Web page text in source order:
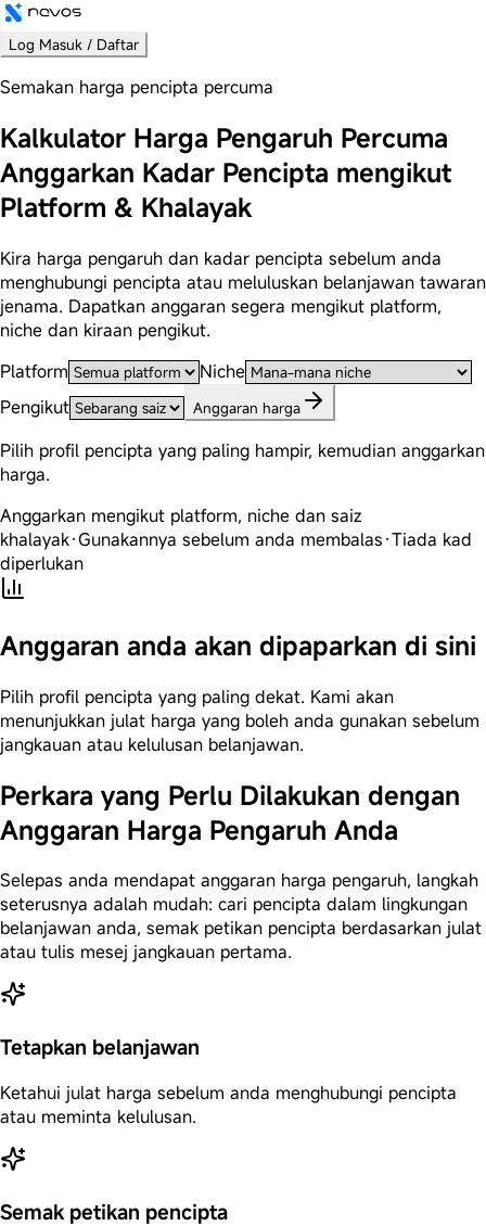
Log Masuk / Daftar
Semakan harga pencipta percuma
Kalkulator Harga Pengaruh Percuma
Anggarkan Kadar Pencipta mengikut
Platform & Khalayak
Kira harga pengaruh dan kadar pencipta sebelum anda
menghubungi pencipta atau meluluskan belanjawan tawaran
jenama. Dapatkan anggaran segera mengikut platform,
niche dan kiraan pengikut.
Platform
Niche
Pengikut
Anggaran harga
Pilih profil pencipta yang paling hampir, kemudian anggarkan
harga.
Anggarkan mengikut platform, niche dan saiz
khalayak·Gunakannya sebelum anda membalas·Tiada kad
diperlukan
Anggaran anda akan dipaparkan di sini
Pilih profil pencipta yang paling dekat. Kami akan
menunjukkan julat harga yang boleh anda gunakan sebelum
jangkauan atau kelulusan belanjawan.
Perkara yang Perlu Dilakukan dengan
Anggaran Harga Pengaruh Anda
Selepas anda mendapat anggaran harga pengaruh, langkah
seterusnya adalah mudah: cari pencipta dalam lingkungan
belanjawan anda, semak petikan pencipta berdasarkan julat
atau tulis mesej jangkauan pertama.
Tetapkan belanjawan
Ketahui julat harga sebelum anda menghubungi pencipta
atau meminta kelulusan.
Semak petikan pencipta